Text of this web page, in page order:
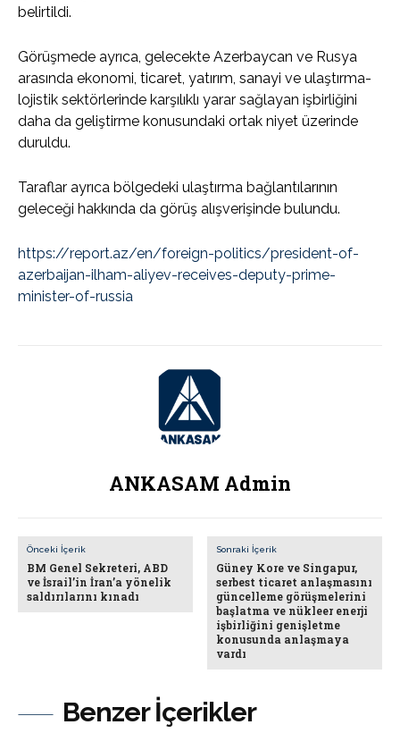
Benzer İçerikler
belirtildi.
Görüşmede ayrıca, gelecekte Azerbaycan ve Rusya
arasında ekonomi, ticaret, yatırım, sanayi ve ulaştırma-
lojistik sektörlerinde karşılıklı yarar sağlayan işbirliğini
daha da geliştirme konusundaki ortak niyet üzerinde
duruldu.
Taraflar ayrıca bölgedeki ulaştırma bağlantılarının
geleceği hakkında da görüş alışverişinde bulundu.
https://report.az/en/foreign-politics/president-of-
azerbaijan-ilham-aliyev-receives-deputy-prime-
minister-of-russia
ANKASAM Admin
Önceki İçerik
BM Genel Sekreteri, ABD
ve İsrail’in İran’a yönelik
saldırılarını kınadı
Sonraki İçerik
Güney Kore ve Singapur,
serbest ticaret anlaşmasını
güncelleme görüşmelerini
başlatma ve nükleer enerji
işbirliğini genişletme
konusunda anlaşmaya
vardı